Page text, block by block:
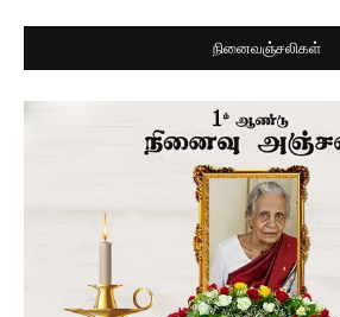
நினைவஞ்சலிகள்